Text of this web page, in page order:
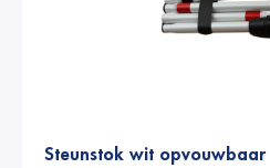
Steunstok wit opvouwbaar